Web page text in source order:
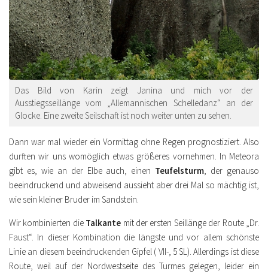
Das Bild von Karin zeigt Janina und mich vor der
Ausstiegsseillänge vom „Allemannischen Schelledanz“ an der
Glocke. Eine zweite Seilschaft ist noch weiter unten zu sehen.
Dann war mal wieder ein Vormittag ohne Regen prognostiziert. Also
durften wir uns womöglich etwas größeres vornehmen. In Meteora
gibt es, wie an der Elbe auch, einen Teufelsturm, der genauso
beeindruckend und abweisend aussieht aber drei Mal so mächtig ist,
wie sein kleiner Bruder im Sandstein.
Wir kombinierten die Talkante mit der ersten Seillänge der Route „Dr.
Faust“. In dieser Kombination die längste und vor allem schönste
Linie an diesem beeindruckenden Gipfel ( VII-, 5 SL). Allerdings ist diese
Route, weil auf der Nordwestseite des Turmes gelegen, leider ein